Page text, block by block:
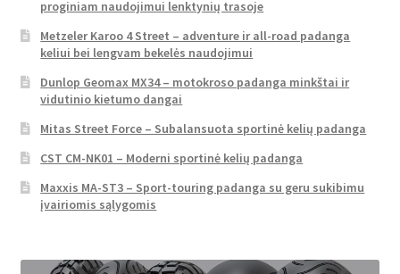
proginiam naudojimui lenktynių trasoje
Metzeler Karoo 4 Street – adventure ir all-road padanga
keliui bei lengvam bekelės naudojimui
Dunlop Geomax MX34 – motokroso padanga minkštai ir
vidutinio kietumo dangai
Mitas Street Force – Subalansuota sportinė kelių padanga
CST CM-NK01 – Moderni sportinė kelių padanga
Maxxis MA-ST3 – Sport-touring padanga su geru sukibimu
įvairiomis sąlygomis